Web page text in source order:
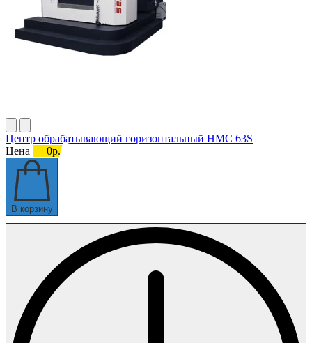
Центр обрабатывающий горизонтальный HMC 63S
Цена
0р.
В корзину